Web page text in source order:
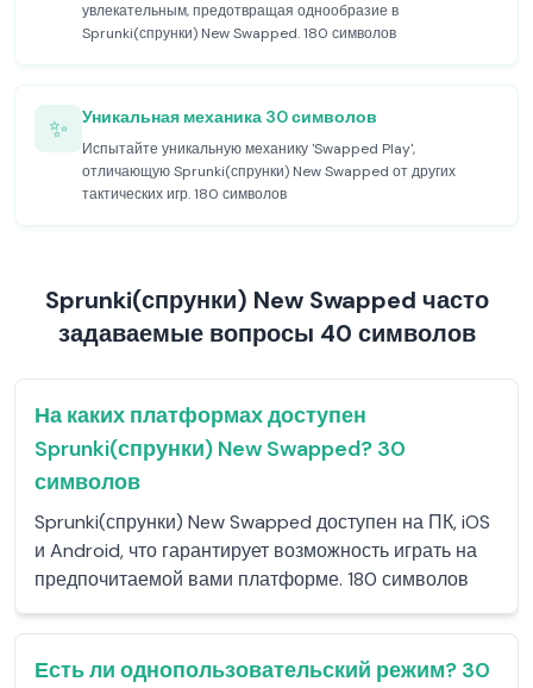
увлекательным, предотвращая однообразие в
Sprunki(спрунки) New Swapped. 180 символов
✨ Уникальная механика 30 символов
Испытайте уникальную механику 'Swapped Play',
отличающую Sprunki(спрунки) New Swapped от других
тактических игр. 180 символов
Sprunki(спрунки) New Swapped часто
задаваемые вопросы 40 символов
На каких платформах доступен
Sprunki(спрунки) New Swapped? 30
символов
Sprunki(спрунки) New Swapped доступен на ПК, iOS
и Android, что гарантирует возможность играть на
предпочитаемой вами платформе. 180 символов
Есть ли однопользовательский режим? 30